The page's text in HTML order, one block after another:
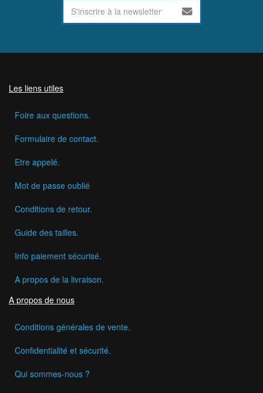
Les liens utiles
Foire aux questions.
Formulaire de contact.
Etre appelé.
Mot de passe oublié
Conditions de retour.
Guide des tailles.
Info paiement sécurisé.
A propos de la livraison.
A propos de nous
Conditions générales de vente.
Confidentialité et sécurité.
Qui sommes-nous ?